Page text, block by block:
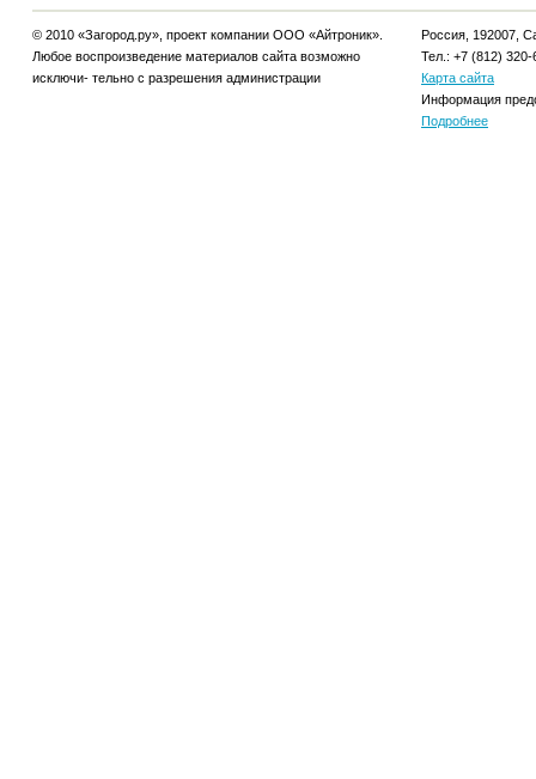
© 2010 «Загород.ру», проект компании ООО «Айтроник».
Любое воспроизведение материалов сайта возможно
исключи- тельно с разрешения администрации
Россия, 192007,
Тел.: +7 (812) 320-
Карта сайта
Информация
Подробнее